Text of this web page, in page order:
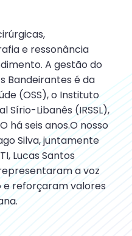
e ressonância
A gestão do
Bandeirantes é da
(OSS), o Instituto
Sírio-Libanês (IRSSL),
há seis anos.O nosso
Silva, juntamente
Lucas Santos
a voz
e reforçaram valores